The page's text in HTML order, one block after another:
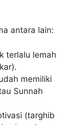
antara lain:
terlalu lemah
memiliki
Sunnah
(targhib